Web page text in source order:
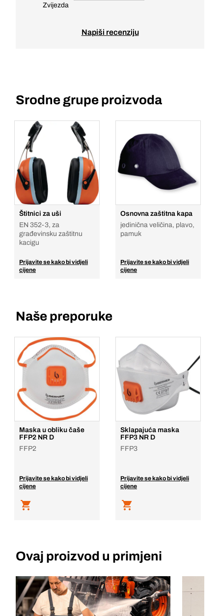
Zvijezda
Napiši recenziju
Srodne grupe proizvoda
Štitnici za uši
EN 352-3, za
građevinsku zaštitnu
kacigu
Prijavite se kako bi vidjeli
cijene
Osnovna zaštitna kapa
jedinična veličina, plavo,
pamuk
Prijavite se kako bi vidjeli
cijene
Naše preporuke
Maska u obliku čaše
FFP2 NR D
FFP2
Prijavite se kako bi vidjeli
cijene
Sklapajuća maska
FFP3 NR D
FFP3
Prijavite se kako bi vidjeli
cijene
Ovaj proizvod u primjeni